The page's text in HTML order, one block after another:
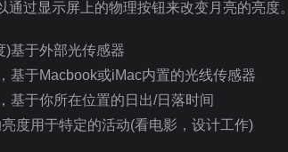
过显示屏上的物理按钮来改变月亮的亮度。
)基于外部光传感器
基于Macbook或iMac内置的光线传感器
基于你所在位置的日出/日落时间
度用于特定的活动(看电影，设计工作)